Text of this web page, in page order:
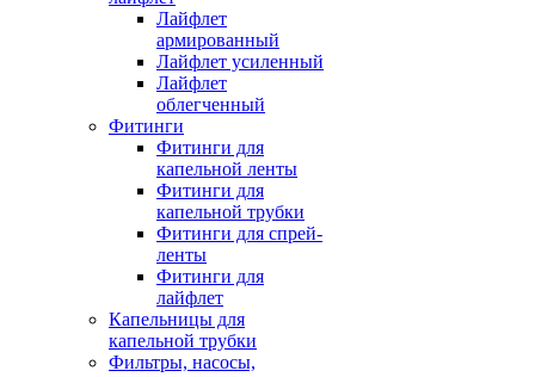
Лайфлет
армированный
Лайфлет усиленный
Лайфлет
облегченный
Фитинги
Фитинги для
капельной ленты
Фитинги для
капельной трубки
Фитинги для спрей-
ленты
Фитинги для
лайфлет
Капельницы для
капельной трубки
Фильтры, насосы,